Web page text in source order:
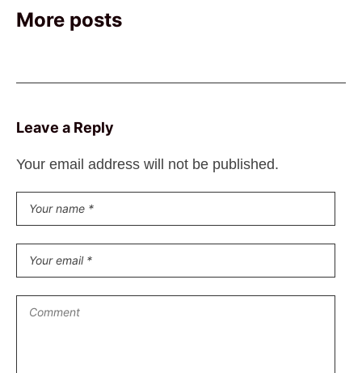
More posts
Leave a Reply
Your email address will not be published.